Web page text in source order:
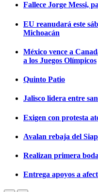
Fallece Jorge Messi,
EU reanudará este
Michoacán
México vence a
a los Juegos Olímpicos
Quinto Patio
Jalisco lidera entre
Exigen con protesta
Avalan rebaja del
Realizan primera
Entrega apoyos a